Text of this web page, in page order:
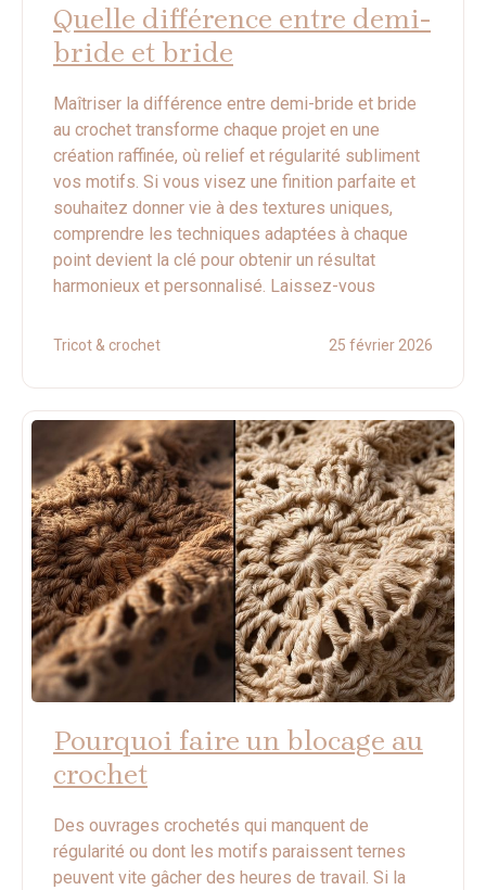
Quelle différence entre demi-
bride et bride
Maîtriser la différence entre demi-bride et bride
au crochet transforme chaque projet en une
création raffinée, où relief et régularité subliment
vos motifs. Si vous visez une finition parfaite et
souhaitez donner vie à des textures uniques,
comprendre les techniques adaptées à chaque
point devient la clé pour obtenir un résultat
harmonieux et personnalisé. Laissez-vous
Tricot & crochet 25 février 2026
Pourquoi faire un blocage au
crochet
Des ouvrages crochetés qui manquent de
régularité ou dont les motifs paraissent ternes
peuvent vite gâcher des heures de travail. Si la